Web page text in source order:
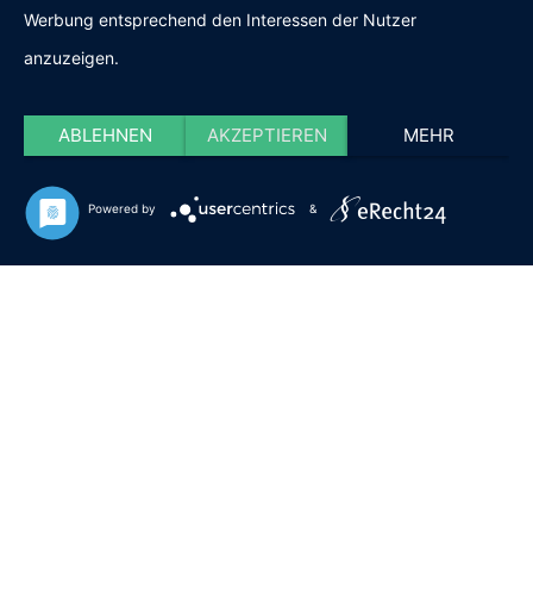
Werbung entsprechend den Interessen der Nutzer
anzuzeigen.
ABLEHNEN AKZEPTIEREN MEHR
Powered by &